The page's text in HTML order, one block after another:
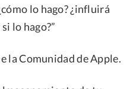
lo hago? ¿influirá
lo hago?”
la Comunidad de Apple.